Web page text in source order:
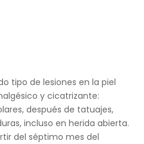
tipo de lesiones en la piel
y cicatrizante:
después de tatuajes,
incluso en herida abierta.
del séptimo mes del